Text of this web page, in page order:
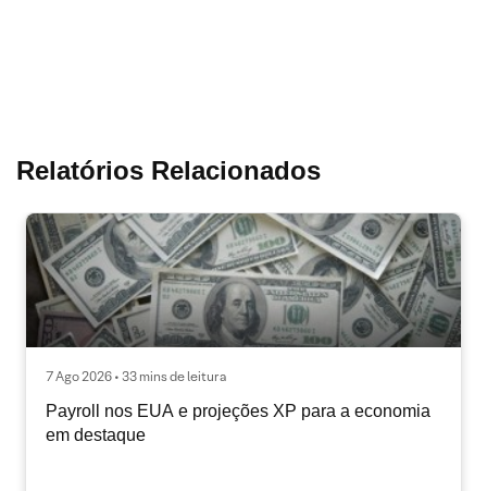
Relatórios Relacionados
7 Ago 2026 • 33 mins de leitura
Payroll nos EUA e projeções XP para a economia
em destaque